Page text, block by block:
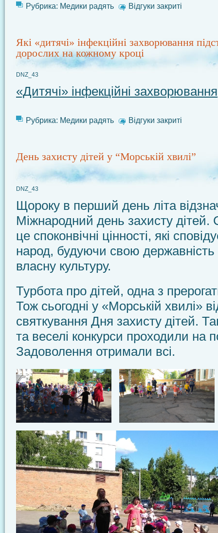
Рубрика: Медики радять Відгуки закриті
Які «дитячі» інфекційні захворювання
дорослих на кожному кроці
DNZ_43
«Дитячі» інфекційні захворювання
Рубрика: Медики радять Відгуки закриті
День захисту дітей у “Морській хвилі”
DNZ_43
Щороку в перший день літа
Міжнародний день захисту дітей.
це споконвічні цінності, які
народ, будуючи свою
власну культуру.
Турбота про дітей, одна з
Тож сьогодні у «Морській хвилі»
святкування Дня захисту дітей.
та веселі конкурси проходили на
Задоволення отримали всі.